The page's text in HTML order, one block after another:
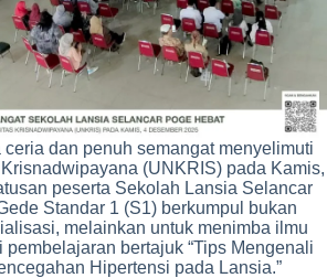
dan penuh semangat menyelimuti
(UNKRIS) pada Kamis,
peserta Sekolah Lansia Selancar
Standar 1 (S1) berkumpul bukan
melainkan untuk menimba ilmu
pembelajaran bertajuk “Tips Mengenali
Hipertensi pada Lansia.”